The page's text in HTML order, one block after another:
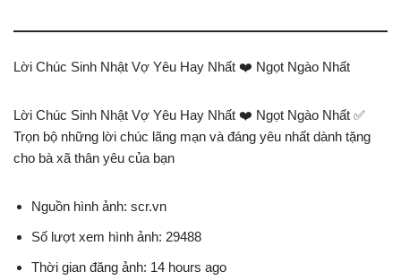
Lời Chúc Sinh Nhật Vợ Yêu Hay Nhất ❤️ Ngọt Ngào Nhất
Lời Chúc Sinh Nhật Vợ Yêu Hay Nhất ❤️ Ngọt Ngào Nhất ✅
Trọn bộ những lời chúc lãng mạn và đáng yêu nhất dành tặng
cho bà xã thân yêu của bạn
Nguồn hình ảnh: scr.vn
Số lượt xem hình ảnh: 29488
Thời gian đăng ảnh: 14 hours ago